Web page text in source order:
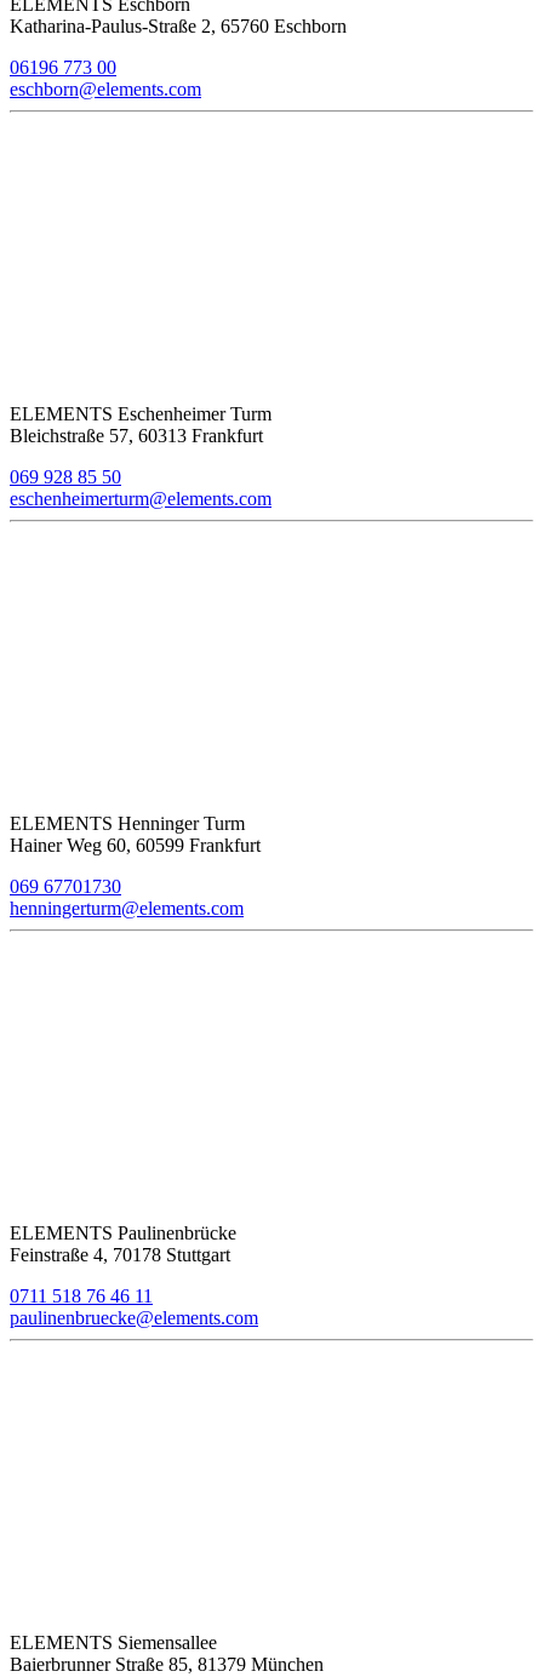
ELEMENTS Eschborn
Katharina-Paulus-Straße 2, 65760 Eschborn
06196 773 00
eschborn@elements.com
ELEMENTS Eschenheimer Turm
Bleichstraße 57, 60313 Frankfurt
069 928 85 50
eschenheimerturm@elements.com
ELEMENTS Henninger Turm
Hainer Weg 60, 60599 Frankfurt
069 67701730
henningerturm@elements.com
ELEMENTS Paulinenbrücke
Feinstraße 4, 70178 Stuttgart
0711 518 76 46 11
paulinenbruecke@elements.com
ELEMENTS Siemensallee
Baierbrunner Straße 85, 81379 München